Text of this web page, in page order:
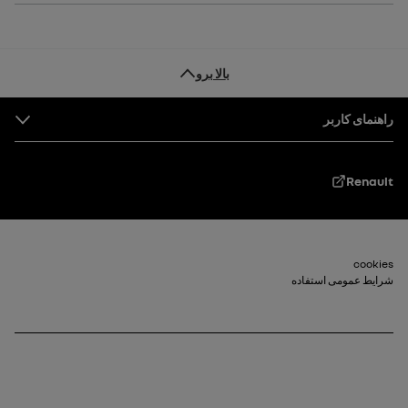
بالا برو
پاورقی
راهنمای کاربر
Renault
پاورقی_2
cookies
شرایط عمومی استفاده